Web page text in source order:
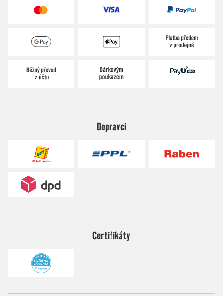
Dopravci
Certifikáty